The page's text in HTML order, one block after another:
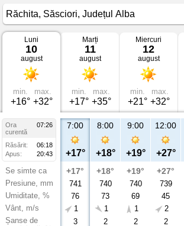
Vremea
Răchita
Săsciori,
Județul
Luni
10
august
min.
+16°
max.
+32°
Marți
11
august
min.
+17°
max.
+35°
Miercuri
12
august
min.
+21°
max.
+32°
Ora
07:26
curentă
Răsărit:
06:18
Apus:
20:43
Se simte ca
Presiune, mm
Umiditate, %
Vânt, m/s
Șanse de
7:00
+17°
+17°
741
76
1
3
8:00
+18°
+18°
740
73
1
2
9:00
+19°
+19°
740
69
1
2
12:00
+27°
+27°
739
45
2
2